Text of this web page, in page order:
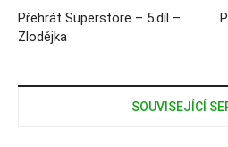
Přehrát Superstore – 5.díl –
Zlodějka
SOUVISEJÍCÍ